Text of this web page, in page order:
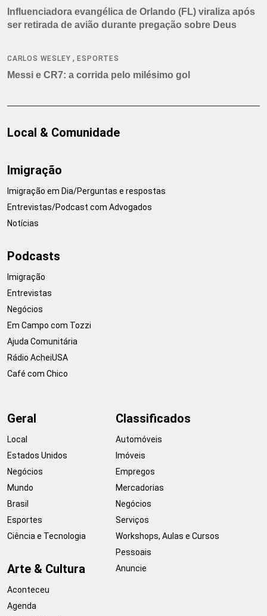
Influenciadora evangélica de Orlando (FL) viraliza após
ser retirada de avião durante pregação sobre Deus
CARLOS WESLEY ,ESPORTES
Messi e CR7: a corrida pelo milésimo gol
Local & Comunidade
Imigração
Imigração em Dia/Perguntas e respostas
Entrevistas/Podcast com Advogados
Notícias
Podcasts
Imigração
Entrevistas
Negócios
Em Campo com Tozzi
Ajuda Comunitária
Rádio AcheiUSA
Café com Chico
Geral
Local
Estados Unidos
Negócios
Mundo
Brasil
Esportes
Ciência e Tecnologia
Arte & Cultura
Aconteceu
Agenda
Classificados
Automóveis
Imóveis
Empregos
Mercadorias
Negócios
Serviços
Workshops, Aulas e Cursos
Pessoais
Anuncie